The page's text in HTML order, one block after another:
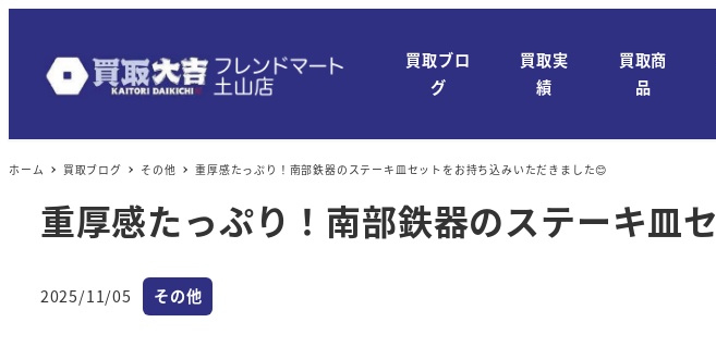
ン
テ
買取ブロ
グ
買取実
績
買取商
品
ホーム 買取ブログ その他 重厚感たっぷり！南部鉄器のステーキ皿セットをお持ち込みいただきました😊
重厚感たっぷり！南部鉄器のステーキ皿
投稿日
2025/11/05 カテゴリー
その他